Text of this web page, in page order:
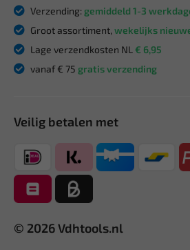
Verzending: gemiddeld 1-3
Groot assortiment, wekelijks
Lage verzendkosten NL € 6,95
vanaf € 75 gratis verzending
Veilig betalen met
© 2026 Vdhtools.nl